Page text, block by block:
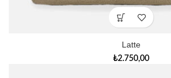
Latte
₺2.750,00